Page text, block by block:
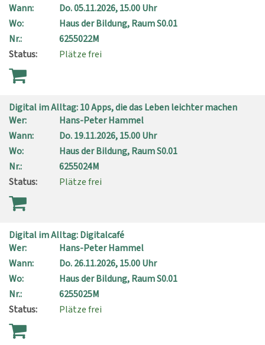
Wann:
Do.05.11.2026, 15.00 Uhr
Wo:
Haus der Bildung, Raum S0.01
Nr.:
6255022M
Status:
Plätze frei
Digital im Alltag: 10 Apps, die das Leben leichter machen
Wer:
Hans-Peter Hammel
Wann:
Do.19.11.2026, 15.00 Uhr
Wo:
Haus der Bildung, Raum S0.01
Nr.:
6255024M
Status:
Plätze frei
Digital im Alltag: Digitalcafé
Wer:
Hans-Peter Hammel
Wann:
Do.26.11.2026, 15.00 Uhr
Wo:
Haus der Bildung, Raum S0.01
Nr.:
6255025M
Status:
Plätze frei